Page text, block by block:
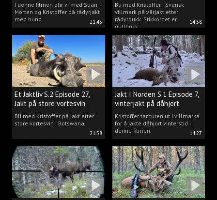
21:43
I denne filmen blir vi med Stian,
Morten og Kristoffer på rådyrjakt
med hund.
14:58
Bli med Kristoffer i Svensk
villmark på vårjakt etter
rådyrbukk. Stikkordet er
gullbukk.
21:58
Et Jaktliv S.2 Episode 27,
Jakt på store vortesvin.
Bli med Kristoffer på jakt etter
store vortesvin i Botswana.
14:27
Jakt I Norden S.1 Episode 7,
vinterjakt på dåhjort.
Kristoffer tar turen ut i villmarka
for å jakte dåhjort vinterstid i
denne filmen.